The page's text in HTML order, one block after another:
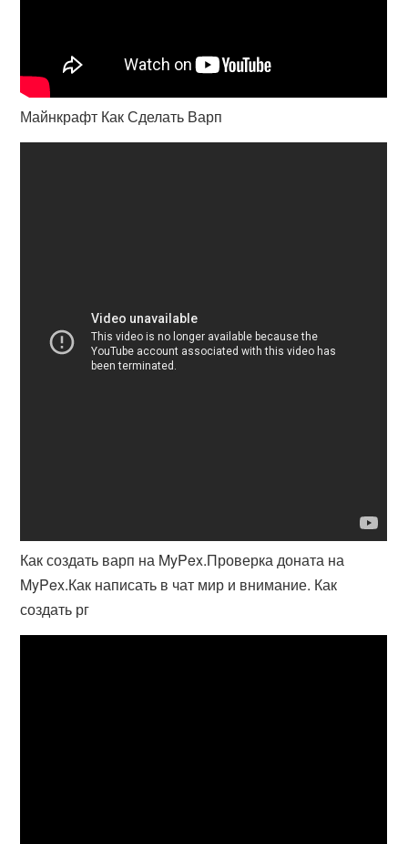
Майнкрафт Как Сделать Варп
Как создать варп на MyPex.Проверка доната на
MyPex.Как написать в чат мир и внимание. Как
создать рг